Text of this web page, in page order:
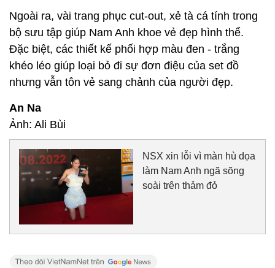
Ngoài ra, vài trang phục cut-out, xẻ tà cá tính trong
bộ sưu tập giúp Nam Anh khoe vẻ đẹp hình thể.
Đặc biệt, các thiết kế phối hợp màu đen - trắng
khéo léo giúp loại bỏ đi sự đơn điệu của set đồ
nhưng vẫn tôn vẻ sang chảnh của người đẹp.
An Na
Ảnh: Ali Bùi
NSX xin lỗi vì màn hù dọa
làm Nam Anh ngã sõng
soài trên thảm đỏ